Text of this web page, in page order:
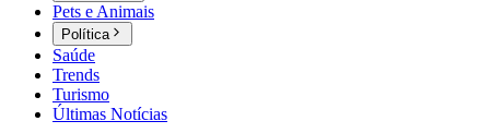
Pets e Animais
Política
Saúde
Trends
Turismo
Últimas Notícias